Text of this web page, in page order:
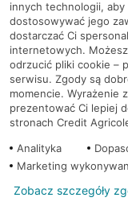
RODO
Regulamin serwisu
Mapa serwisu
PolitykaCookies
© 2026 Credit Agricole
innych technologii, aby
dostosowywać jego
dostarczać Ci
internetowych.
odrzucić pliki cookie –
serwisu. Zgody są
momencie. Wyrażenie
prezentować Ci lepiej
stronach Credit
Analityka
Marketing
Zobacz szczegóły